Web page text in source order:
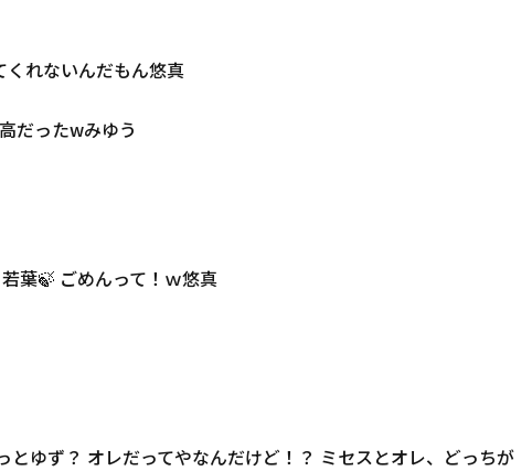
れないんだもん悠真
だったwみゆう
葉🍃 ごめんって！ｗ悠真
ゆず？ オレだってやなんだけど！？ ミセスとオレ、どっちが